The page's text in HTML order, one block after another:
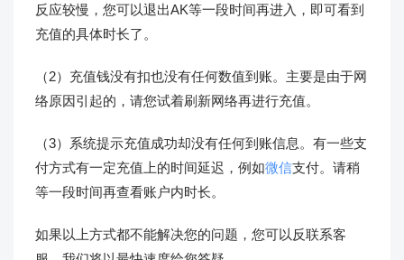
反应较慢，您可以退出AK等一段时间再进入，即可看到
充值的具体时长了。
（2）充值钱没有扣也没有任何数值到账。主要是由于网
络原因引起的，请您试着刷新网络再进行充值。
（3）系统提示充值成功却没有任何到账信息。有一些支
付方式有一定充值上的时间延迟，例如微信支付。请稍
等一段时间再查看账户内时长。
如果以上方式都不能解决您的问题，您可以反联系客